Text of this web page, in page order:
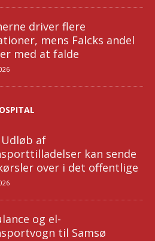
driver flere
mens Falcks andel
med at falde
af
kan sende
over i det offentlige
og el-
til Samsø